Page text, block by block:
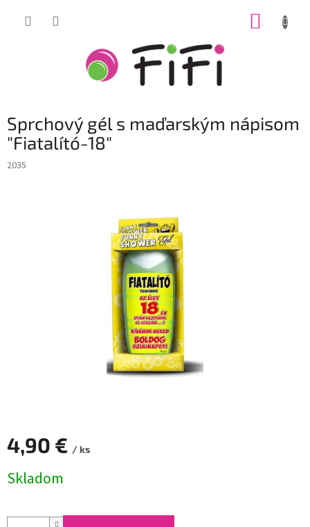
Sprchový gél s maďarským nápisom
"Fiatalító-18"
2035
4,90 € / ks
cena:
Skladom